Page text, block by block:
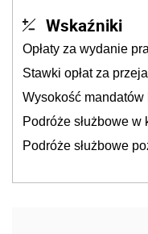
Wskaźniki
Opłaty za wydanie
Stawki opłat za
Wysokość mandatów
Podróże służbowe w
Podróże służbowe